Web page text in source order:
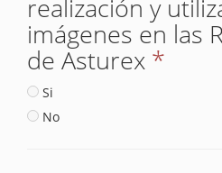
realización y
imágenes en las
de Asturex *
Si
No